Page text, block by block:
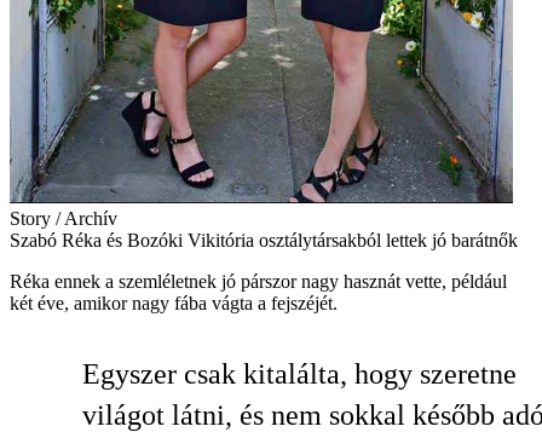
Story / Archív
Szabó Réka és Bozóki Vikitória osztálytársakból lettek jó barátnők
Réka ennek a szemléletnek jó párszor nagy hasznát vette, például
két éve, amikor nagy fába vágta a fejszéjét.
Egyszer csak kitalálta, hogy szeretne
világot látni, és nem sokkal később